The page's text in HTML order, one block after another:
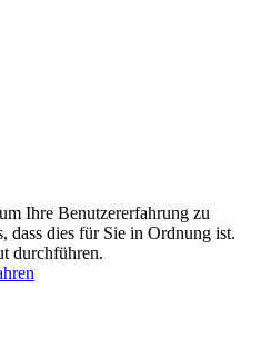
Ihre Benutzererfahrung zu
dass dies für Sie in Ordnung ist.
durchführen.